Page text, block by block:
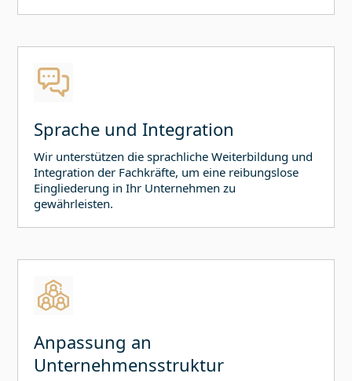
Sprache und Integration
Wir unterstützen die sprachliche Weiterbildung und
Integration der Fachkräfte, um eine reibungslose
Eingliederung in Ihr Unternehmen zu
gewährleisten.
Anpassung an
Unternehmensstruktur